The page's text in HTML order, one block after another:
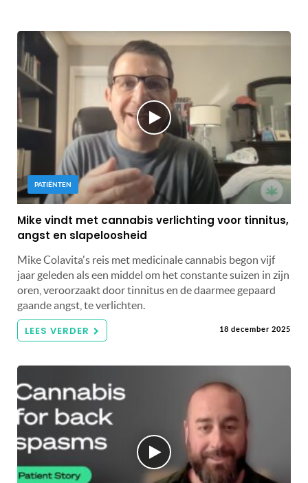
PATIËNTEN
Mike vindt met cannabis verlichting voor tinnitus,
angst en slapeloosheid
Mike Colavita's reis met medicinale cannabis begon vijf
jaar geleden als een middel om het constante suizen in zijn
oren, veroorzaakt door tinnitus en de daarmee gepaard
gaande angst, te verlichten.
LEES VERDER 18 december 2025